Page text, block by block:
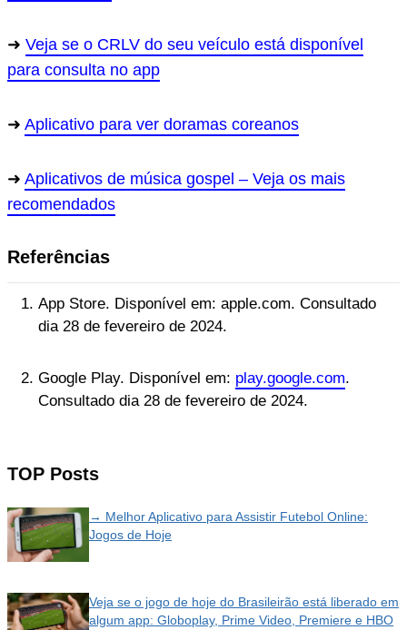
Veja se o CRLV do seu veículo está disponível
para consulta no app
Aplicativo para ver doramas coreanos
Aplicativos de música gospel – Veja os mais
recomendados
Referências
App Store. Disponível em: apple.com. Consultado
dia 28 de fevereiro de 2024.
Google Play. Disponível em: play.google.com.
Consultado dia 28 de fevereiro de 2024.
TOP Posts
→ Melhor Aplicativo para Assistir Futebol Online:
Jogos de Hoje
Veja se o jogo de hoje do Brasileirão está liberado em
algum app: Globoplay, Prime Video, Premiere e HBO